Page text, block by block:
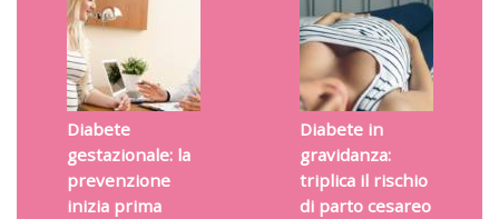
Diabete
gestazionale: la
prevenzione
inizia prima
Diabete in
gravidanza:
triplica il rischio
di parto cesareo